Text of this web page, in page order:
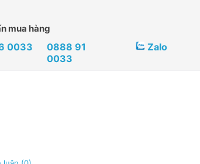
mua hàng
0033
0888 91
0033
Zalo